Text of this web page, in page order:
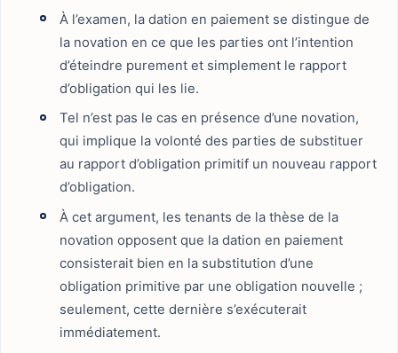
À l’examen, la dation en paiement se distingue de
la novation en ce que les parties ont l’intention
d’éteindre purement et simplement le rapport
d’obligation qui les lie.
Tel n’est pas le cas en présence d’une novation,
qui implique la volonté des parties de substituer
au rapport d’obligation primitif un nouveau rapport
d’obligation.
À cet argument, les tenants de la thèse de la
novation opposent que la dation en paiement
consisterait bien en la substitution d’une
obligation primitive par une obligation nouvelle ;
seulement, cette dernière s’exécuterait
immédiatement.